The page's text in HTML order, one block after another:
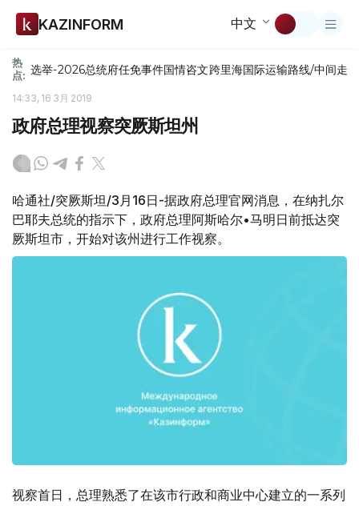
KAZINFORM 中文
热
点: 选举-2026总统府任免事件国情咨文跨里海国际运输路线/中间走廊
14:33, 16 3月 2019
政府总理视察突厥斯坦州
哈通社/突厥斯坦/3月16日-据政府总理官网消息，在纳扎尔
巴耶夫总统的指示下，政府总理阿斯哈尔•马明日前抵达突
厥斯坦市，开始对该州进行工作视察。
视察首日，总理熟悉了在该市行政和商业中心建立的一系列